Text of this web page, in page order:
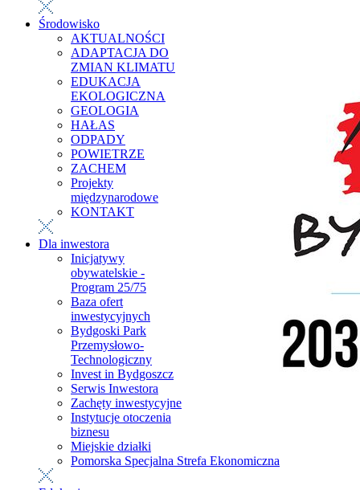
Środowisko
AKTUALNOŚCI
ADAPTACJA DO
ZMIAN KLIMATU
EDUKACJA
EKOLOGICZNA
GEOLOGIA
HAŁAS
ODPADY
POWIETRZE
ZACHEM
Projekty
międzynarodowe
KONTAKT
Dla inwestora
Inicjatywy
obywatelskie -
Program 25/75
Baza ofert
inwestycyjnych
Bydgoski Park
Przemysłowo-
Technologiczny
Invest in Bydgoszcz
Serwis Inwestora
Zachęty inwestycyjne
Instytucje otoczenia
biznesu
Miejskie działki
Pomorska Specjalna Strefa Ekonomiczna